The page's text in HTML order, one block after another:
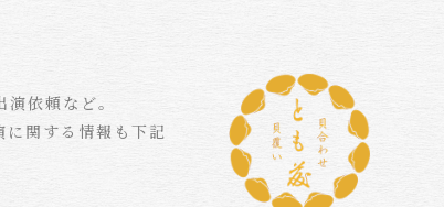
依頼など。
に関する情報も下記